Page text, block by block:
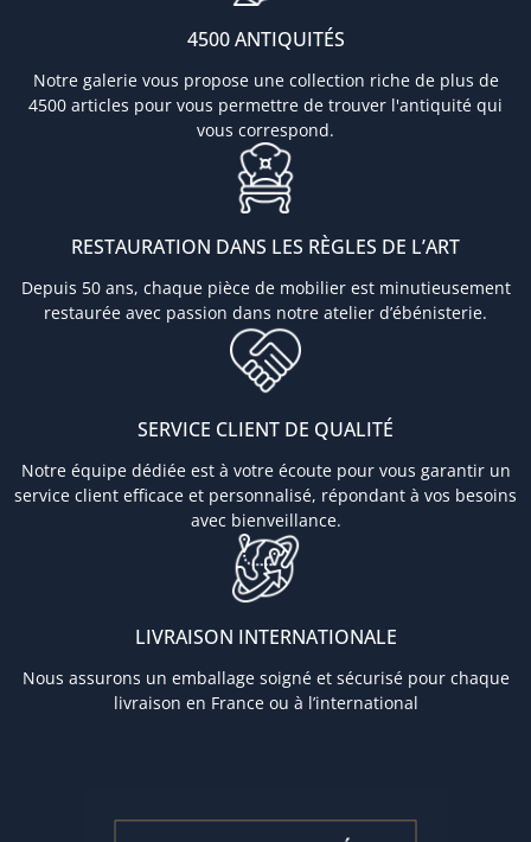
4500 ANTIQUITÉS
Notre galerie vous propose une collection riche de plus de
4500 articles pour vous permettre de trouver l'antiquité qui
vous correspond.
RESTAURATION DANS LES RÈGLES DE L’ART
Depuis 50 ans, chaque pièce de mobilier est minutieusement
restaurée avec passion dans notre atelier d’ébénisterie.
SERVICE CLIENT DE QUALITÉ
Notre équipe dédiée est à votre écoute pour vous garantir un
service client efficace et personnalisé, répondant à vos besoins
avec bienveillance.
LIVRAISON INTERNATIONALE
Nous assurons un emballage soigné et sécurisé pour chaque
livraison en France ou à l’international